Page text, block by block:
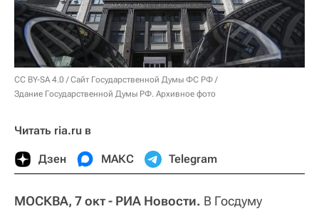
CC BY-SA 4.0 /Сайт Государственной Думы ФС РФ /
Здание Государственной Думы РФ. Архивное фото
Читать ria.ru в
Дзен МАКС Telegram
МОСКВА, 7 окт - РИА Новости. В Госдуму